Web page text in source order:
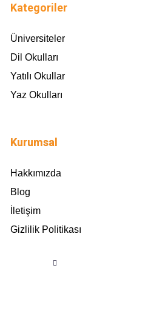
Kategoriler
Üniversiteler
Dil Okulları
Yatılı Okullar
Yaz Okulları
Kurumsal
Hakkımızda
Blog
İletişim
Gizlilik Politikası